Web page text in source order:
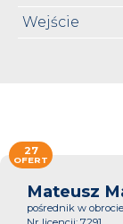
Wejście
Mateusz
pośrednik w
27
OFERT